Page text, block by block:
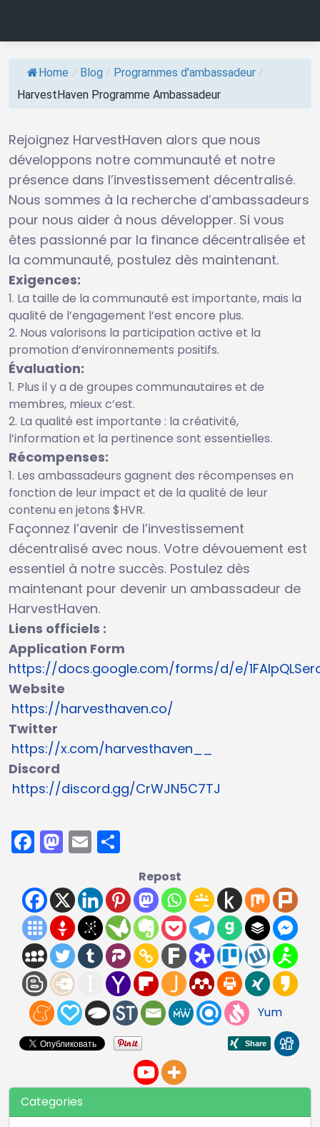
Home / Blog / Programmes d'ambassadeur /
HarvestHaven Programme Ambassadeur
Rejoignez HarvestHaven alors que nous
développons notre communauté et notre
présence dans l’investissement décentralisé.
Nous sommes à la recherche d’ambassadeurs
pour nous aider à nous développer. Si vous
êtes passionné par la finance décentralisée et
la communauté, postulez dès maintenant.
Exigences:
La taille de la communauté est importante, mais la
qualité de l’engagement l’est encore plus.
Nous valorisons la participation active et la
promotion d’environnements positifs.
Évaluation:
Plus il y a de groupes communautaires et de
membres, mieux c’est.
La qualité est importante : la créativité,
l’information et la pertinence sont essentielles.
Récompenses:
Les ambassadeurs gagnent des récompenses en
fonction de leur impact et de la qualité de leur
contenu en jetons $HVR.
Façonnez l’avenir de l’investissement
décentralisé avec nous. Votre dévouement est
essentiel à notre succès. Postulez dès
maintenant pour devenir un ambassadeur de
HarvestHaven.
Liens officiels :
Application Form
https://docs.google.com/forms/d/e/
Website
https://harvesthaven.co/
Twitter
https://x.com/harvesthaven__
Discord
https://discord.gg/CrWJN5C7TJ
Facebook
Mastodon
Email
Repost
Yum
Categories